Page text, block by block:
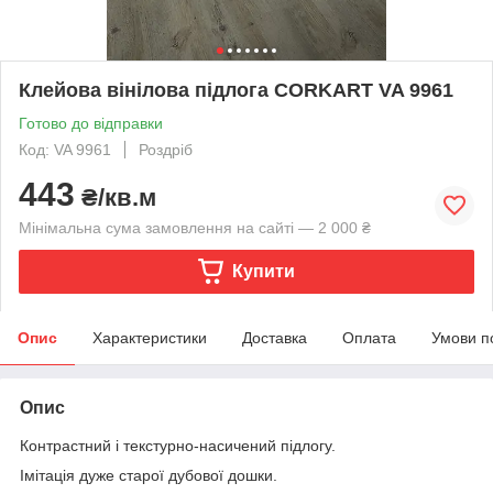
Клейова вінілова підлога CORKART VA 9961
Готово до відправки
Код: VA 9961
Роздріб
443 ₴/кв.м
Мінімальна сума замовлення на сайті — 2 000 ₴
Купити
Опис Характеристики Доставка Оплата Умови
Опис
Контрастний і текстурно-насичений підлогу.
Імітація дуже старої дубової дошки.